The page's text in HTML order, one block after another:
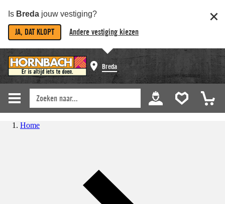
Is Breda jouw vestiging?
JA, DAT KLOPT Andere vestiging kiezen
Breda
Home